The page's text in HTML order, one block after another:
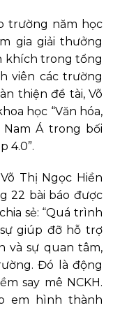
trường năm học
gia giải thưởng
khích trong tổng
viên các trường
thiện đề tài, Võ
học “Văn hóa,
Á trong bối
4.0”.
Thị Ngọc Hiền
22 bài báo được
sẻ: “Quá trình
giúp đỡ hỗ trợ
và sự quan tâm,
Đó là động
say mê NCKH.
em hình thành